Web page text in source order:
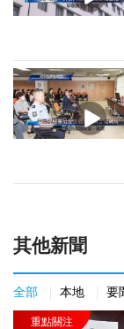
其他新聞
全部 本地 要